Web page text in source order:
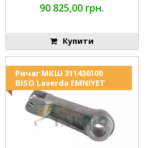
90 825,00 грн.
Купити
Ричаг МКШ 311436100
BISO Laverda EMNIYET